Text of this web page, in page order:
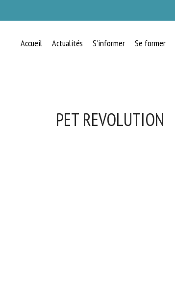
Accueil Actualités S’informer Se former
PET REVOLUTION